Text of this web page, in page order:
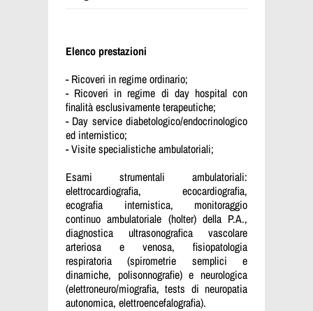
Elenco prestazioni
- Ricoveri in regime ordinario;
- Ricoveri in regime di day hospital con
finalità esclusivamente terapeutiche;
- Day service diabetologico/endocrinologico
ed internistico;
- Visite specialistiche ambulatoriali;
Esami strumentali ambulatoriali:
elettrocardiografia, ecocardiografia,
ecografia internistica, monitoraggio
continuo ambulatoriale (holter) della P.A.,
diagnostica ultrasonografica vascolare
arteriosa e venosa, fisiopatologia
respiratoria (spirometrie semplici e
dinamiche, polisonnografie) e neurologica
(elettroneuro/miografia, tests di neuropatia
autonomica, elettroencefalografia).